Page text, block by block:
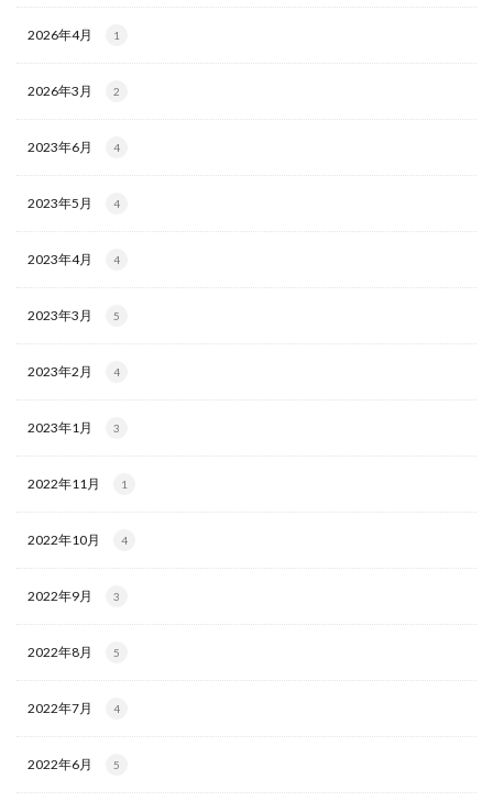
2026年4月 1
2026年3月 2
2023年6月 4
2023年5月 4
2023年4月 4
2023年3月 5
2023年2月 4
2023年1月 3
2022年11月 1
2022年10月 4
2022年9月 3
2022年8月 5
2022年7月 4
2022年6月 5